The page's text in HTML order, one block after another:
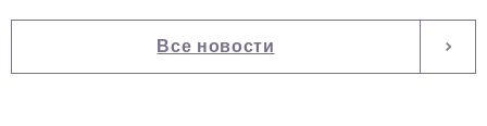
Все новости